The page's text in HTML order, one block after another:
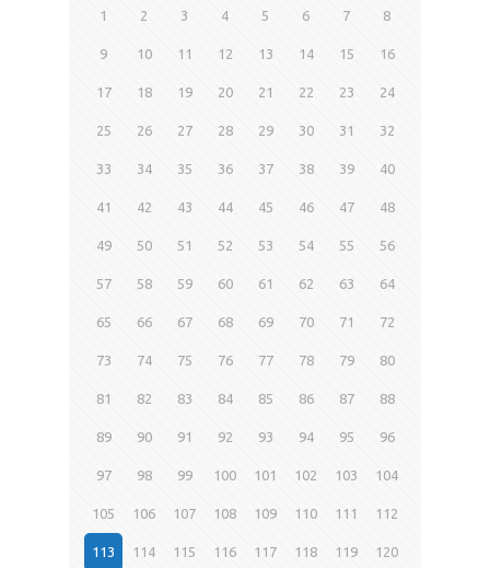
1 2 3 4 5 6 7 8
9 10 11 12 13 14 15 16
17 18 19 20 21 22 23 24
25 26 27 28 29 30 31 32
33 34 35 36 37 38 39 40
41 42 43 44 45 46 47 48
49 50 51 52 53 54 55 56
57 58 59 60 61 62 63 64
65 66 67 68 69 70 71 72
73 74 75 76 77 78 79 80
81 82 83 84 85 86 87 88
89 90 91 92 93 94 95 96
97 98 99 100 101 102 103 104
105 106 107 108 109 110 111 112
113 114 115 116 117 118 119 120